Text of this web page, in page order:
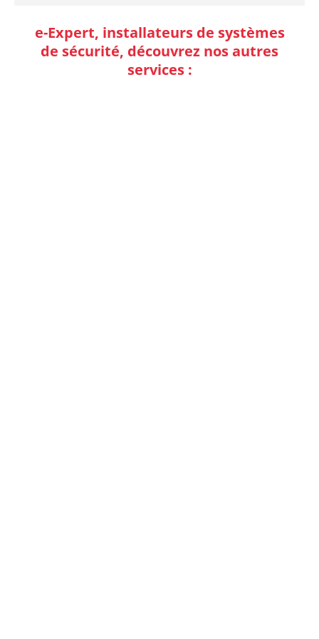
e-Expert, installateurs de systèmes
de sécurité, découvrez nos autres
services :